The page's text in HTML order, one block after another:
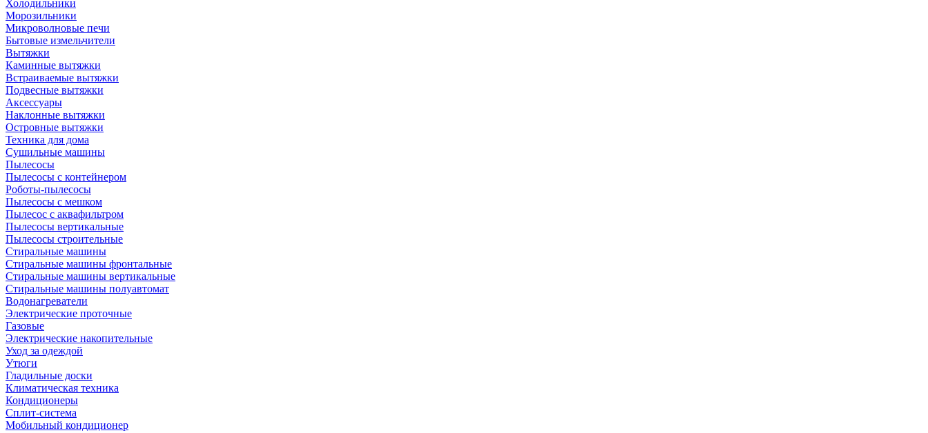
Холодильники
Морозильники
Микроволновые печи
Бытовые измельчители
Вытяжки
Каминные вытяжки
Встраиваемые вытяжки
Подвесные вытяжки
Аксессуары
Наклонные вытяжки
Островные вытяжки
Техника для дома
Сушильные машины
Пылесосы
Пылесосы с контейнером
Роботы-пылесосы
Пылесосы с мешком
Пылесос с аквафильтром
Пылесосы вертикальные
Пылесосы строительные
Стиральные машины
Стиральные машины фронтальные
Стиральные машины вертикальные
Стиральные машины полуавтомат
Водонагреватели
Электрические проточные
Газовые
Электрические накопительные
Уход за одеждой
Утюги
Гладильные доски
Климатическая техника
Кондиционеры
Сплит-система
Мобильный кондиционер